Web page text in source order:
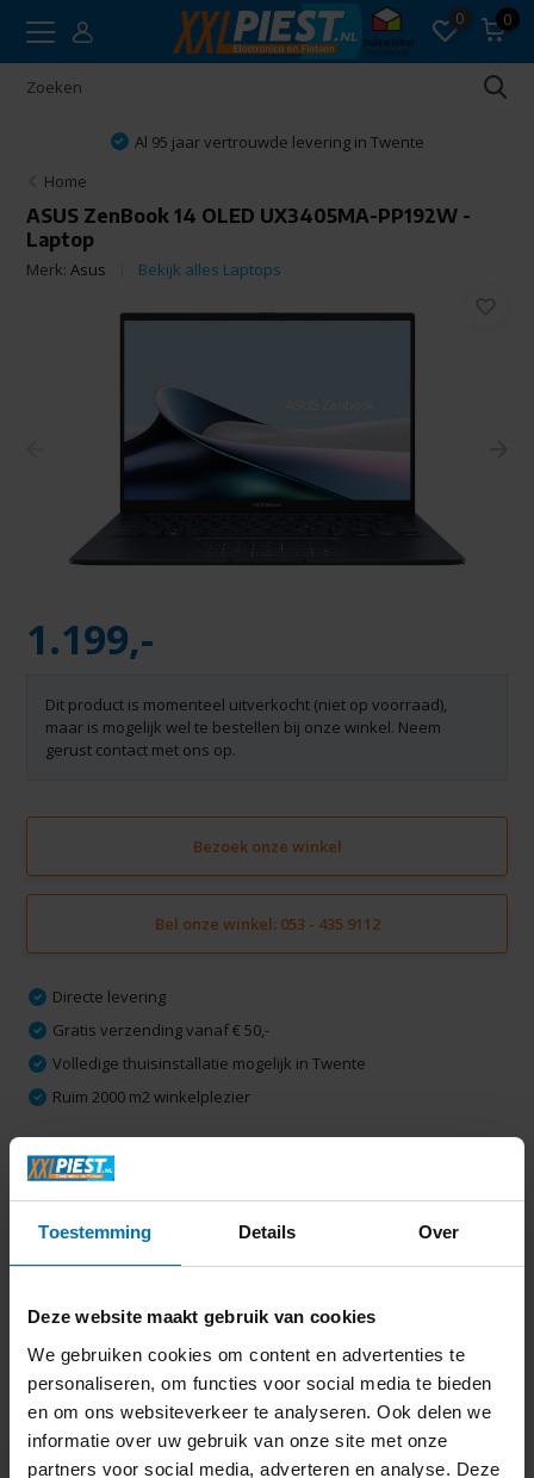
Toestemming Details Over
Deze website maakt gebruik van cookies
We gebruiken cookies om content en advertenties te
personaliseren, om functies voor social media te bieden
en om ons websiteverkeer te analyseren. Ook delen we
informatie over uw gebruik van onze site met onze
partners voor social media, adverteren en analyse. Deze
0 0
Al 95 jaar vertrouwde levering in Twente
Home
ASUS ZenBook 14 OLED UX3405MA-PP192W -
Laptop
Merk:Asus Bekijk alles Laptops
1.199,-
Dit product is momenteel uitverkocht (niet op voorraad),
maar is mogelijk wel te bestellen bij onze winkel. Neem
gerust contact met ons op.
Bezoek onze winkel
Bel onze winkel: 053 - 435 9112
Directe levering
Gratis verzending vanaf € 50,-
Volledige thuisinstallatie mogelijk in Twente
Ruim 2000 m2 winkelplezier
Delen
Laatst bekeken